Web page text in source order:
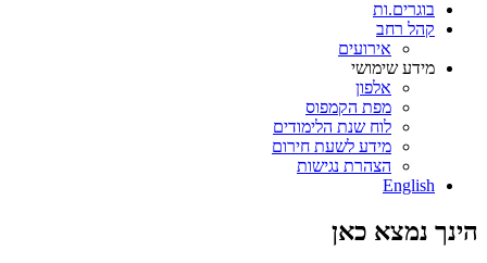
בוגרים.ות
קהל רחב
אירועים
מידע שימושי
אלפון
מפת הקמפוס
לוח שנת הלימודים
מידע לשעת חירום
הצהרת נגישות
English
הינך נמצא כאן